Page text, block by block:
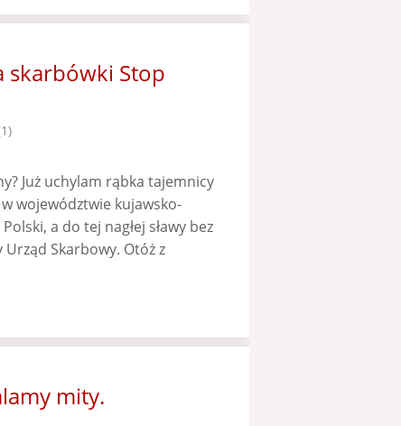
skarbówki Stop
Już uchylam rąbka tajemnicy
województwie kujawsko-
a do tej nagłej sławy bez
Skarbowy. Otóż z
mity.